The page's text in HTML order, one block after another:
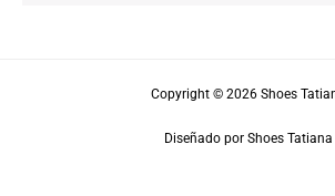
Copyright © 2026 Shoes
Diseñado por Shoes Tatiana